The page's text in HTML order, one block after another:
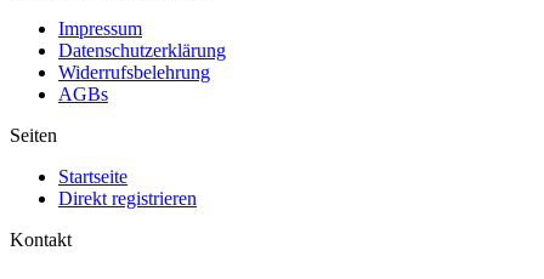
Impressum
Datenschutzerklärung
Widerrufsbelehrung
AGBs
Seiten
Startseite
Direkt registrieren
Kontakt